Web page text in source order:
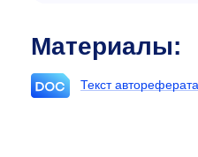
Материалы:
Текст